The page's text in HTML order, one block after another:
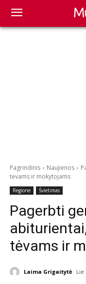
Pagrindinis Naujienos
tėvams ir mokytojams
Regione Švietimas
Pagerbti
tėvams ir
Laima Grigaitytė Lie